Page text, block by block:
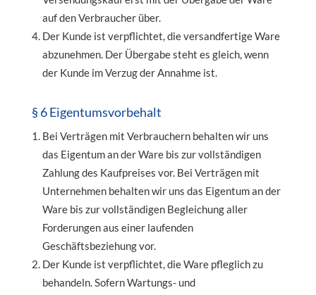
auf den Verbraucher über.
Der Kunde ist verpflichtet, die versandfertige Ware
abzunehmen. Der Übergabe steht es gleich, wenn
der Kunde im Verzug der Annahme ist.
§ 6 Eigentumsvorbehalt
Bei Verträgen mit Verbrauchern behalten wir uns
das Eigentum an der Ware bis zur vollständigen
Zahlung des Kaufpreises vor. Bei Verträgen mit
Unternehmen behalten wir uns das Eigentum an der
Ware bis zur vollständigen Begleichung aller
Forderungen aus einer laufenden
Geschäftsbeziehung vor.
Der Kunde ist verpflichtet, die Ware pfleglich zu
behandeln. Sofern Wartungs- und